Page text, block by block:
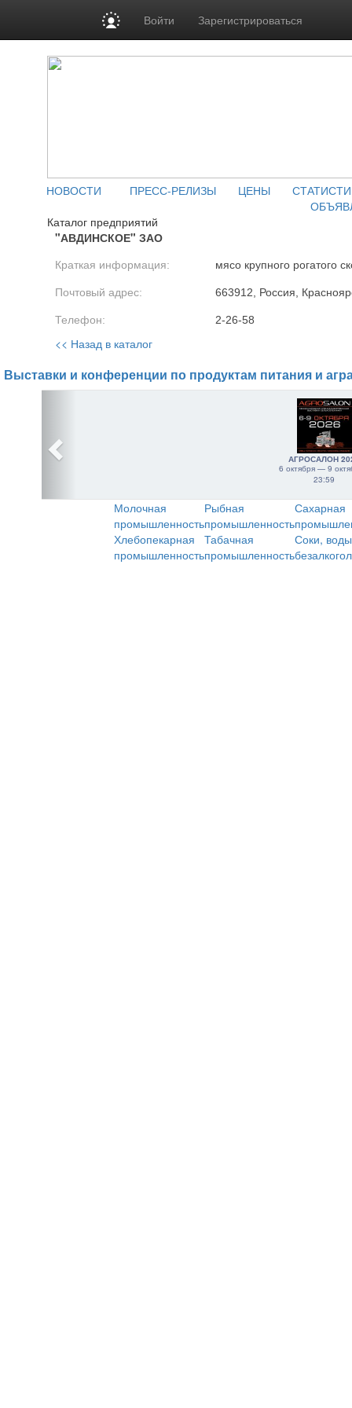
Войти Зарегистрироваться
НОВОСТИ ПРЕСС-РЕЛИЗЫ ЦЕНЫ
Каталог предприятий
"АВДИНСКОЕ" ЗАО
Краткая информация: мясо крупного рогатого
Почтовый адрес: 663912, Россия,
Телефон: 2-26-58
<< Назад в каталог
Выставки и конференции по продуктам питания и
АГРОСАЛОН
6 октября — 9
23:59
Молочная
промышленность
Рыбная
промышленность
Сахарная
Хлебопекарная
промышленность
Табачная
промышленность
Соки,